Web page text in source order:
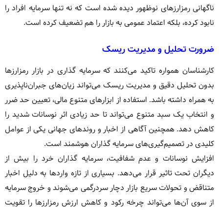
ناگهانی رمزارزهای نوظهور دیده شده است که نه تنها سرمایه افراد را
نابود کرده، بلکه اعتماد عمومی به بازار را هم تضعیف کرده است.
ضرورت تحلیل و مدیریت ریسک
کارشناسان همواره تاکید می‌کنند که سرمایه گذاری در بازار رمزارزها
بدون تحلیل دقیق و مدیریت ریسک می‌تواند زیان‌های جبران‌ناپذیری
به همراه داشته باشد. استفاده از ابزارهای متنوع مالی، تعیین حد ضرر
و انتخاب یک سبد متنوع می‌تواند تا حد زیادی اثر نوسانات شدید را
کاهش دهد. همچنین آگاهی از اخبار و روندهای جهانی یکی از عوامل
کلیدی در تصمیم‌گیری‌های سرمایه گذاران هوشمند است.
افزایش نوسانات و عدم شفافیت، سرمایه گذاران خرد را بیش از
دیگران تحت تاثیر قرار می‌دهد. بسیاری از تازه واردها به دلیل اخبار
متناقض و تحولات سریع بازار دچار سردرگمی می‌شوند و خروج سرمایه
از سوی آن‌ها می‌تواند چرخه رکود و کاهش ارزش رمزارزها را تقویت